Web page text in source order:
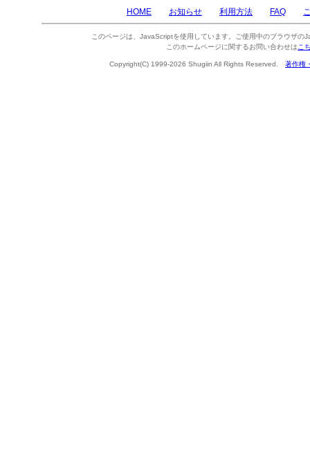
HOME お知らせ 利用方法 FAQ
このページは、JavaScriptを使用しています。ご使用中のブラウザの
このホームページに関するお問い合わせは こ
Copyright(C) 1999-2026 Shugiin All Rights Reserved. 著作権